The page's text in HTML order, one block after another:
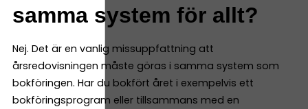
samma system för allt?
Nej. Det är en vanlig missuppfattning att
årsredovisningen måste göras i samma system som
bokföringen. Har du bokfört året i exempelvis ett
bokföringsprogram eller tillsammans med en